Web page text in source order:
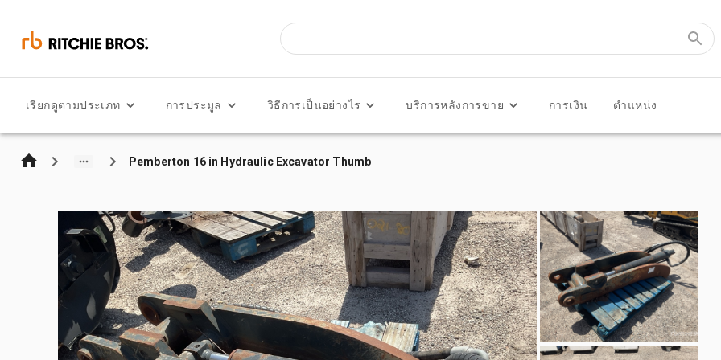
เรียกดูตามประเภท การประมูล วิธีการเป็นอย่างไร บริการหลังการขาย การเงิน ตำแหน่ง
Pemberton 16 in Hydraulic Excavator Thumb